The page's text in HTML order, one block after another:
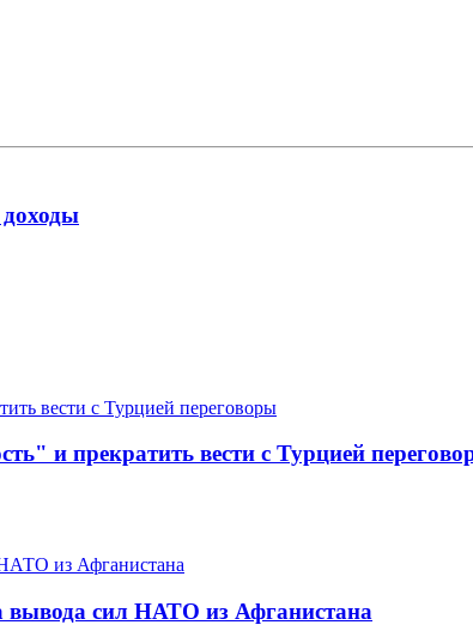
и прекратить вести с Турцией
вывода сил НАТО из Афганистана